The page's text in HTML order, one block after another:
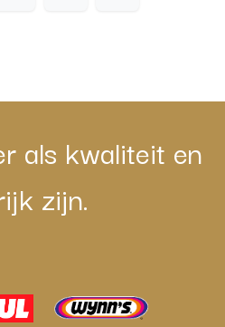
als kwaliteit en
zijn.